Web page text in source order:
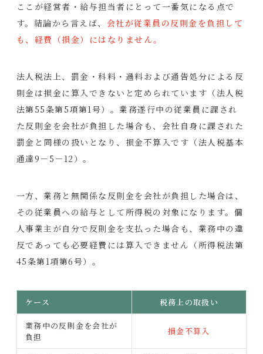
ここが経営者・給与担当者にとって一番気になる点で
す。結論から言えば、 会社が従業員の反則金を負担して
も、経費（損金）にはなりません。
法人税法上、罰金・科料・過料および通告処分による反
則金は損金に算入できないと定められています（法人税
法第55条第5項第1号）。業務遂行中の従業員に課され
た反則金を会社が負担した場合も、会社自身に課された
罰金と同様の扱いとなり、損金不算入です（法人税基本
通達9－5－12）。
一方、業務と無関係な反則金を会社が負担した場合は、
その従業員への給与として所得税の対象になります。個
人事業主が自分で反則金を支払った場合も、業務中の違
反であっても必要経費には算入できません（所得税法第
45条第1項第6号）。
ケース 税務上の取扱い
業務中の反則金を会社が
負担
損金不算入